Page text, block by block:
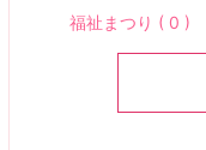
福祉まつり ( 0 )